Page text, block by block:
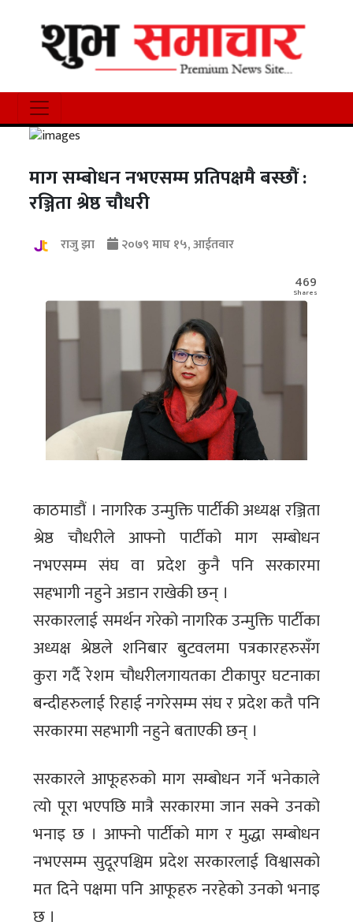
माग सम्बोधन नभएसम्म प्रतिपक्षमै बस्छौं :
रञ्जिता श्रेष्ठ चौधरी
राजु झा
२०७९ माघ १५, आईतवार
469
Shares
काठमाडौं । नागरिक उन्मुक्ति पार्टीकी अध्यक्ष रञ्जिता
श्रेष्ठ चौधरीले आफ्नो पार्टीको माग सम्बोधन
नभएसम्म संघ वा प्रदेश कुनै पनि सरकारमा
सहभागी नहुने अडान राखेकी छन् ।
सरकारलाई समर्थन गरेको नागरिक उन्मुक्ति पार्टीका
अध्यक्ष श्रेष्ठले शनिबार बुटवलमा पत्रकारहरुसँग
कुरा गर्दै रेशम चौधरीलगायतका टीकापुर घटनाका
बन्दीहरुलाई रिहाई नगरेसम्म संघ र प्रदेश कतै पनि
सरकारमा सहभागी नहुने बताएकी छन् ।
सरकारले आफूहरुको माग सम्बोधन गर्ने भनेकाले
त्यो पूरा भएपछि मात्रै सरकारमा जान सक्ने उनको
भनाइ छ । आफ्नो पार्टीको माग र मुद्धा सम्बोधन
नभएसम्म सुदूरपश्चिम प्रदेश सरकारलाई विश्वासको
मत दिने पक्षमा पनि आफूहरु नरहेको उनको भनाइ